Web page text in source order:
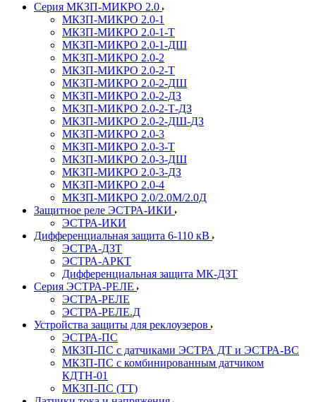
Серия МКЗП-МИКРО 2.0
МКЗП-МИКРО 2.0-1
МКЗП-МИКРО 2.0-1-Т
МКЗП-МИКРО 2.0-1-ДШ
МКЗП-МИКРО 2.0-2
МКЗП-МИКРО 2.0-2-Т
МКЗП-МИКРО 2.0-2-ДШ
МКЗП-МИКРО 2.0-2-ДЗ
МКЗП-МИКРО 2.0-2-Т-ДЗ
МКЗП-МИКРО 2.0-2-ДШ-ДЗ
МКЗП-МИКРО 2.0-3
МКЗП-МИКРО 2.0-3-Т
МКЗП-МИКРО 2.0-3-ДШ
МКЗП-МИКРО 2.0-3-ДЗ
МКЗП-МИКРО 2.0-4
МКЗП-МИКРО 2.0/2.0М/2.0Д
Защитное реле ЭСТРА-ИКИ
ЭСТРА-ИКИ
Дифференциальная защита 6-110 кВ
ЭСТРА-ДЗТ
ЭСТРА-АРКТ
Дифференциальная защита МК-ДЗТ
Серия ЭСТРА-РЕЛЕ
ЭСТРА-РЕЛЕ
ЭСТРА-РЕЛЕ.Д
Устройства защиты для реклоузеров
ЭСТРА-ПС
МКЗП-ПС с датчиками ЭСТРА ДТ и ЭСТРА-ВС
МКЗП-ПС с комбинированным датчиком
КДТН-01
МКЗП-ПС (ТТ)